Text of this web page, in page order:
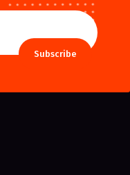
Subscribe